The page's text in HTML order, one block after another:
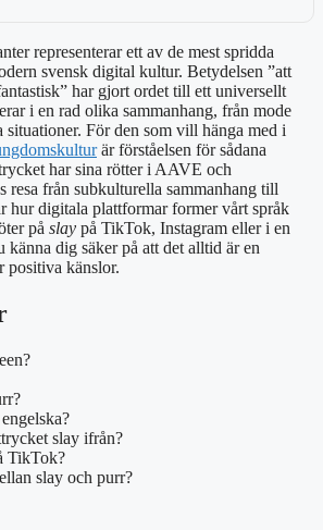
representerar ett av de mest spridda
svensk digital kultur. Betydelsen ”att
har gjort ordet till ett universellt
i en rad olika sammanhang, från mode
För den som vill hänga med i
är förståelsen för sådana
har sina rötter i AAVE och
resa från subkulturella sammanhang till
hur digitala plattformar former vårt språk
på slay på TikTok, Instagram eller i en
känna dig säker på att det alltid är en
positiva känslor.
slay ifrån?
TikTok?
slay och purr?